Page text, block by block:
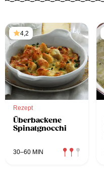
4,2
Rezept
Überbackene
Spinatgnocchi
30–60 MIN